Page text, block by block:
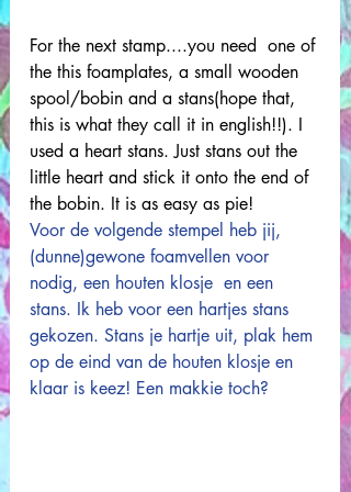
For the next stamp....you need  one of
the this foamplates, a small wooden
spool/bobin and a stans(hope that,
this is what they call it in english!!). I
used a heart stans. Just stans out the
little heart and stick it onto the end of
the bobin. It is as easy as pie!
Voor de volgende stempel heb jij,
(dunne)gewone foamvellen voor
nodig, een houten klosje  en een
stans. Ik heb voor een hartjes stans
gekozen. Stans je hartje uit, plak hem
op de eind van de houten klosje en
klaar is keez! Een makkie toch?